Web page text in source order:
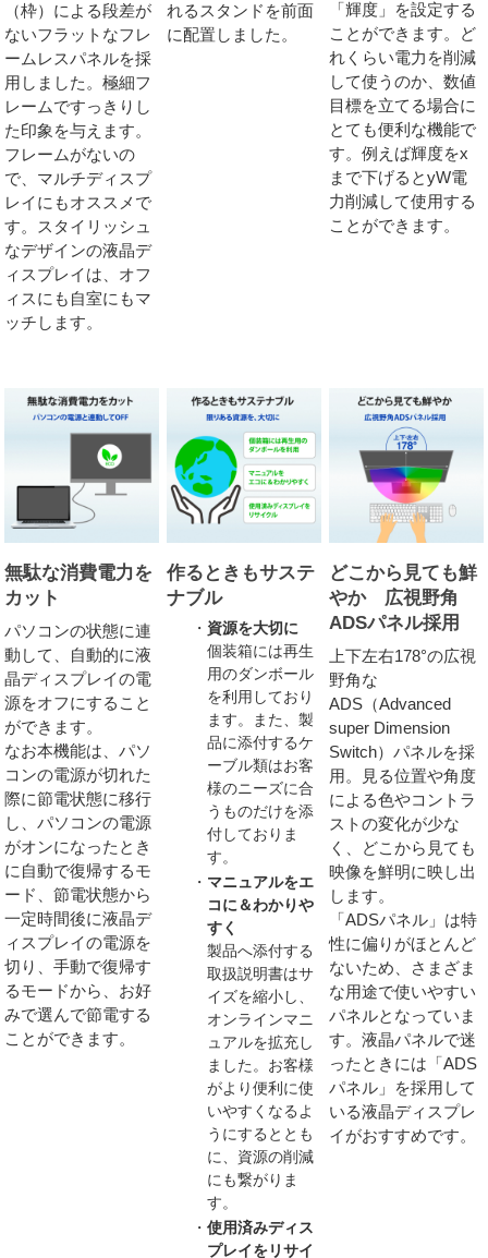
（枠）による段差が
ないフラットなフレ
ームレスパネルを採
用しました。極細フ
レームですっきりし
た印象を与えます。
フレームがないの
で、マルチディスプ
レイにもオススメで
す。スタイリッシュ
なデザインの液晶デ
ィスプレイは、オフ
ィスにも自室にもマ
ッチします。
れるスタンドを前面
に配置しました。
「輝度」を設定する
ことができます。ど
れくらい電力を削減
して使うのか、数値
目標を立てる場合に
とても便利な機能で
す。例えば輝度をx
まで下げるとyW電
力削減して使用する
ことができます。
無駄な消費電力を
カット
パソコンの状態に連
動して、自動的に液
晶ディスプレイの電
源をオフにすること
ができます。
なお本機能は、パソ
コンの電源が切れた
際に節電状態に移行
し、パソコンの電源
がオンになったとき
に自動で復帰するモ
ード、節電状態から
一定時間後に液晶デ
ィスプレイの電源を
切り、手動で復帰す
るモードから、お好
みで選んで節電する
ことができます。
作るときもサステ
ナブル
資源を大切に
個装箱には再生
用のダンボール
を利用しており
ます。また、製
品に添付するケ
ーブル類はお客
様のニーズに合
うものだけを添
付しておりま
す。
マニュアルをエ
コに＆わかりや
すく
製品へ添付する
取扱説明書はサ
イズを縮小し、
オンラインマニ
ュアルを拡充し
ました。お客様
がより便利に使
いやすくなるよ
うにするととも
に、資源の削減
にも繋がりま
す。
使用済みディス
プレイをリサイ
どこから見ても鮮
やか 広視野角
ADSパネル採用
上下左右178°の広視
野角な
ADS（Advanced
super Dimension
Switch）パネルを採
用。見る位置や角度
による色やコントラ
ストの変化が少な
く、どこから見ても
映像を鮮明に映し出
します。
「ADSパネル」は特
性に偏りがほとんど
ないため、さまざま
な用途で使いやすい
パネルとなっていま
す。液晶パネルで迷
ったときには「ADS
パネル」を採用して
いる液晶ディスプレ
イがおすすめです。